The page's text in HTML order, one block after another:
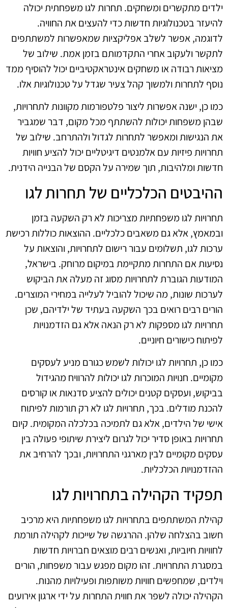
ילדים מתקשרים ומשחקים. תחרות לגו משפחתית יכולה
להיעזר בטכנולוגיות חדשות כדי להעצים את החוויה.
לדוגמה, אפשר לשלב אפליקציות שמאפשרות למשתתפים
לתקשר ולעקוב אחרי התקדמותם בזמן אמת. שילוב של
מציאות רבודה או משחקים אינטראקטיביים יכול להוסיף ממד
נוסף לתחרות ולמשוך קהל צעיר שגדל על טכנולוגיות אלו.
כמו כן, ישנה אפשרות ליצור פלטפורמות מקוונות לתחרויות,
שבהן משפחות יכולות להשתתף מכל מקום, דבר שמגביר
את הנגישות ומאפשר לתחרות לגדול ולהתרחב. שילוב של
תחרויות פיזיות עם אלמנטים דיגיטליים יכול להציע חוויות
חדשות ומלהיבות, תוך שמירה על הקסם של הבנייה הידנית.
ההיבטים הכלכליים של תחרות לגו
תחרויות לגו משפחתיות מצריכות לא רק השקעה בזמן
ובמאמץ, אלא גם משאבים כלכליים. ההוצאות כוללות רכישת
ערכות לגו, תשלומים עבור רישום לתחרויות, והוצאות על
נסיעות אם התחרות מתקיימת במיקום מרוחק. בישראל,
המודעות הגוברת לתחרויות מסוג זה מעלה את הביקוש
לערכות שונות, מה שיכול להוביל לעלייה במחירי המוצרים.
הורים רבים רואים בכך השקעה בעתיד של ילדיהם, שכן
תחרויות לגו מספקות לא רק הנאה אלא גם הזדמנויות
לפיתוח כישורים חיוניים.
כמו כן, תחרויות לגו יכולות לשמש כגורם מניע לעסקים
מקומיים. חנויות המוכרות לגו יכולות להרוויח מהגידול
בביקוש, ועסקים קטנים יכולים להציע סדנאות או קורסים
להכנת מודלים. בכך, תחרויות לגו לא רק תורמות לפיתוח
אישי של הילדים, אלא גם לתמיכה בכלכלה המקומית. קיום
תחרויות באופן סדיר יכול לגרום ליצירת שיתופי פעולה בין
עסקים מקומיים לבין מארגני התחרויות, ובכך להרחיב את
ההזדמנויות הכלכליות.
תפקיד הקהילה בתחרויות לגו
קהילת המשתתפים בתחרויות לגו משפחתיות היא מרכיב
חשוב בהצלחה שלהן. ההרגשה של שייכות לקהילה תורמת
לחוויות חיוביות, ואנשים רבים מוצאים חברויות חדשות
במסגרת התחרויות. זהו מקום מפגש עבור משפחות, הורים
וילדים, שמחפשים חוויות משותפות ופעילויות מהנות.
הקהילה יכולה לשפר את חווית התחרות על ידי ארגון אירועים